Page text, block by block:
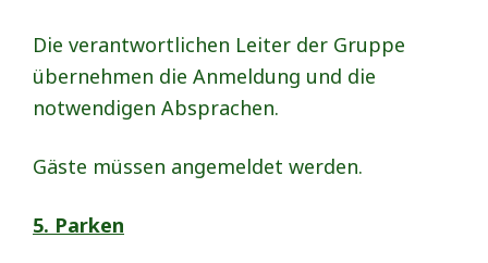
Die verantwortlichen Leiter der Gruppe
übernehmen die Anmeldung und die
notwendigen Absprachen.
Gäste müssen angemeldet werden.
5. Parken